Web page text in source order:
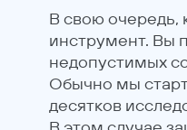
В свою очередь,
инструмент. Вы
недопустимых
Обычно мы
десятков